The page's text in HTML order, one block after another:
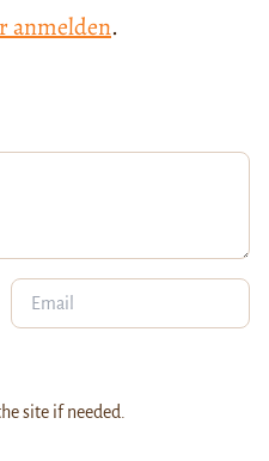
anmelden.
site if needed.